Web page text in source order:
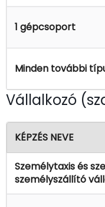
1 gépcsoport
Minden további
Vállalkozó
KÉPZÉS NEVE
Személytaxis és
személyszállító